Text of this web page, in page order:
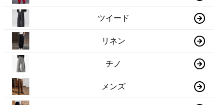
ツイード
リネン
チノ
メンズ